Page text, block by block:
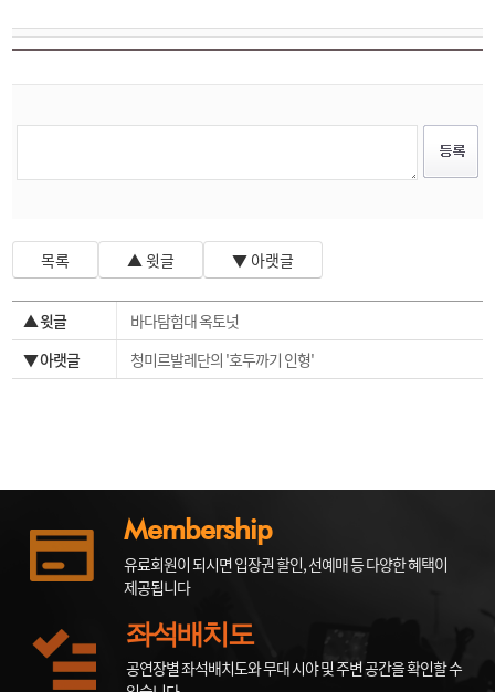
목록 ▲ 윗글 ▼ 아랫글
▲ 윗글
바다탐험대 옥토넛
▼ 아랫글
청미르발레단의 '호두까기 인형'
Membership
유료회원이 되시면 입장권 할인, 선예매 등 다양한 혜택이
제공됩니다
좌석배치도
공연장별 좌석배치도와 무대 시야 및 주변 공간을 확인할 수